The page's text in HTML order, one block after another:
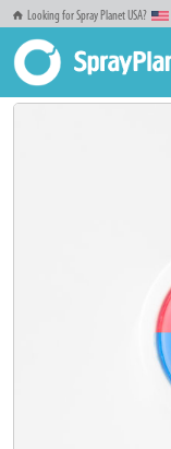
Looking for Spray Planet USA?
Inicio